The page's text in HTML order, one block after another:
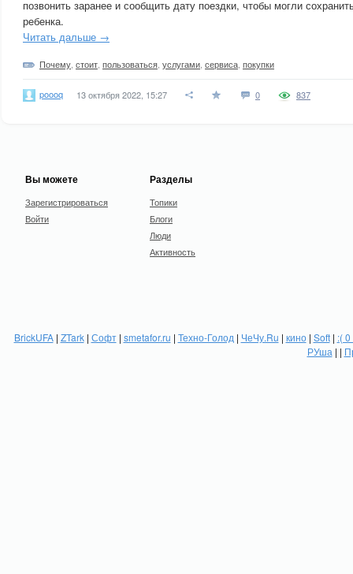
позвонить заранее и сообщить дату поездки, чтобы могли
ребенка.
Читать дальше →
Почему стоит пользоваться услугами сервиса покупки
poooq 13 октября 2022, 15:27 0 837
Вы можете
Зарегистрироваться
Войти
Разделы
Топики
Блоги
Люди
Активность
BrickUFA| ZTark| Софт| smetafor.ru | Техно-Голод | ЧеЧу.Ru | кино| Soft| :(
РУша | |